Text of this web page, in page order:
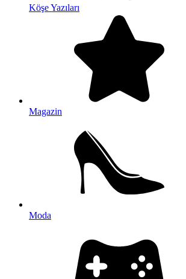
Köşe Yazıları
Magazin
Moda